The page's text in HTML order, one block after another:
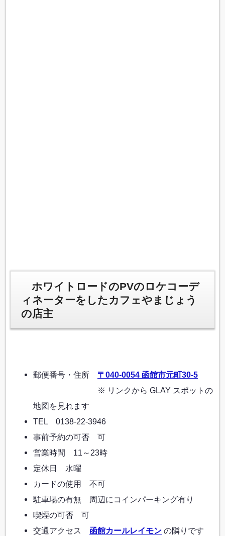
ホワイトロードのPVのロケコーデ
ィネーターをしたカフェやまじょう
の店主
郵便番号・住所 〒040-0054 函館市元町30-5
※ リンクから GLAY スポットの
地図を見れます
TEL 0138-22-3946
事前予約の可否 可
営業時間 11～23時
定休日 水曜
カードの使用 不可
駐車場の有無 周辺にコインパーキング有り
喫煙の可否 可
交通アクセス 函館カールレイモン の隣りです